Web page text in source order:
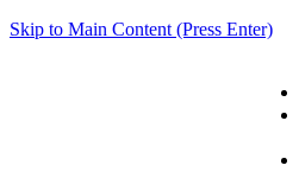
Skip to Main Content (Press Enter)